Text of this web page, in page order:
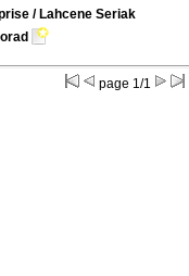
/ Lahcene Seriak
page 1/1